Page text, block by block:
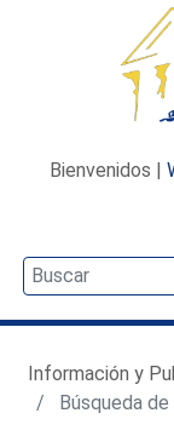
Bienvenidos |
Información y
Búsqueda